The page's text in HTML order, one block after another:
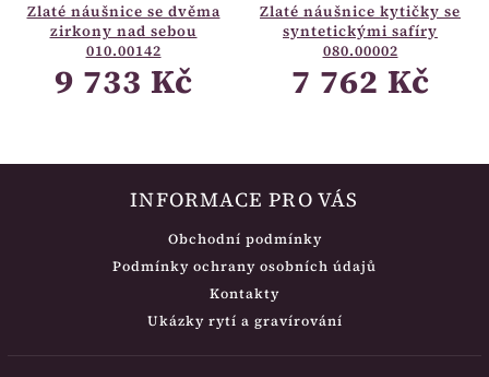
Zlaté náušnice se dvěma
zirkony nad sebou
010.00142
9 733 Kč
Zlaté náušnice kytičky se
syntetickými safíry
080.00002
7 762 Kč
INFORMACE PRO VÁS
Obchodní podmínky
Podmínky ochrany osobních údajů
Kontakty
Ukázky rytí a gravírování